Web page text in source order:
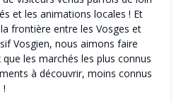
et les animations locales ! Et
frontière entre les Vosges et
Vosgien, nous aimons faire
les marchés les plus connus
à découvrir, moins connus
!